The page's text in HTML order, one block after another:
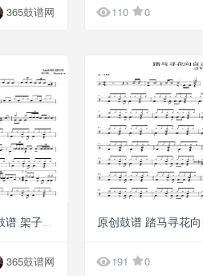
365鼓谱网 110 0
G8
365鼓谱网 191 0